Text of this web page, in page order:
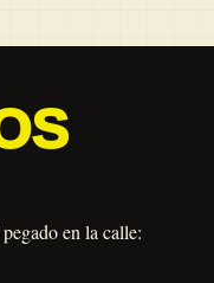
en la calle: